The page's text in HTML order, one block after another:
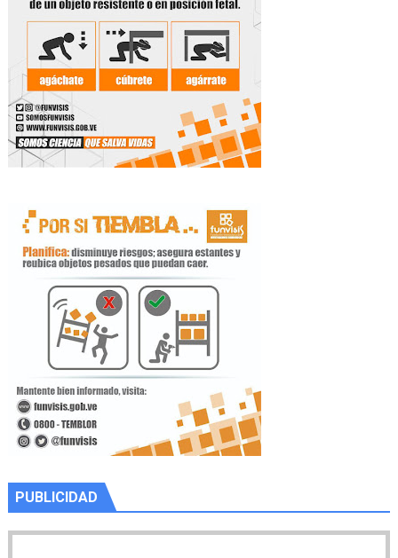
PUBLICIDAD